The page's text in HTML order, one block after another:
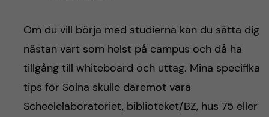
Om du vill börja med studierna kan du sätta dig
nästan vart som helst på campus och då ha
tillgång till whiteboard och uttag. Mina specifika
tips för Solna skulle däremot vara
Scheelelaboratoriet, biblioteket/BZ, hus 75 eller